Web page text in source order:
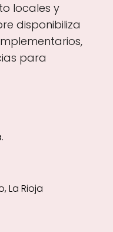
locales y
disponibiliza
para
La Rioja